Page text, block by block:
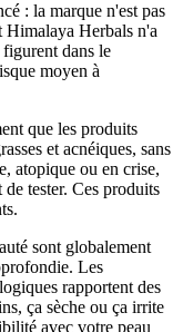
: la marque n'est pas
Himalaya Herbals n'a
dans le
moyen à
que les produits
et acnéiques, sans
atopique ou en crise,
tester. Ces produits
sont globalement
Les
rapportent des
ça sèche ou ça irrite
avec votre peau